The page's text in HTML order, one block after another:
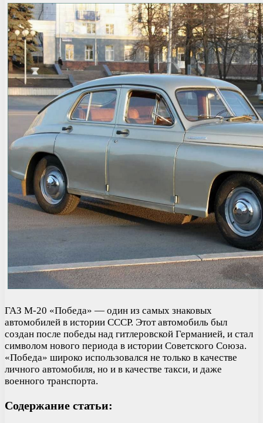
ГАЗ М-20 «Победа» — один из самых знаковых
автомобилей в истории СССР. Этот автомобиль был
создан после победы над гитлеровской Германией, и стал
символом нового периода в истории Советского Союза.
«Победа» широко использовался не только в качестве
личного автомобиля, но и в качестве такси, и даже
военного транспорта.
Содержание статьи: